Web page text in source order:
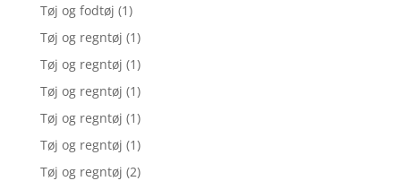
Tøj og fodtøj (1)
Tøj og regntøj (1)
Tøj og regntøj (1)
Tøj og regntøj (1)
Tøj og regntøj (1)
Tøj og regntøj (1)
Tøj og regntøj (2)